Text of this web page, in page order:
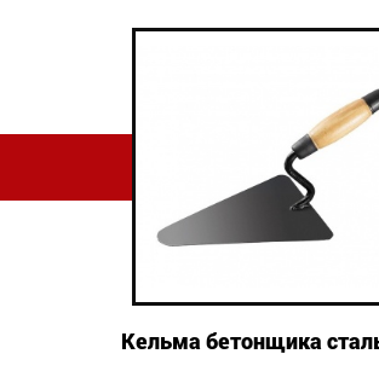
Кельма бетонщика